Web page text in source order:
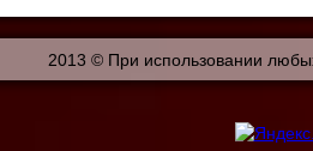
2013 © При использовании